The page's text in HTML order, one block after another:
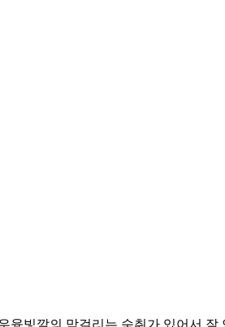
빛깔의 막걸리는 숙취가 있어서 잘